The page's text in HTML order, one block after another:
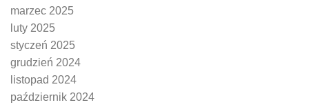
marzec 2025
luty 2025
styczeń 2025
grudzień 2024
listopad 2024
październik 2024